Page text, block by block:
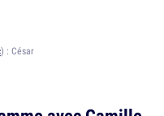
) : César